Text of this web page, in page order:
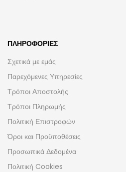
ΠΛΗΡΟΦΟΡΊΕΣ
Σχετικά με εμάς
Παρεχόμενες Υπηρεσίες
Τρόποι Αποστολής
Τρόποι Πληρωμής
Πολιτική Επιστροφών
Όροι και Προϋποθέσεις
Προσωπικά Δεδομένα
Πολιτική Cookies